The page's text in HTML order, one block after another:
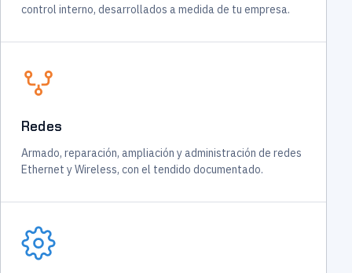
control interno, desarrollados a medida de tu empresa.
Redes
Armado, reparación, ampliación y administración de redes
Ethernet y Wireless, con el tendido documentado.